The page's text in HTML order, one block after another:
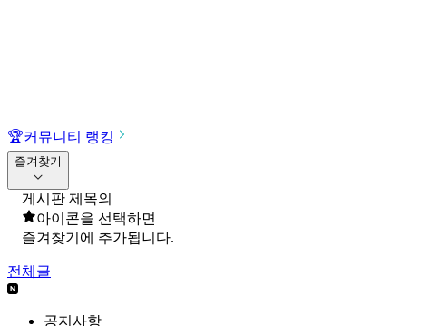
🏆커뮤니티 랭킹
즐겨찾기
게시판 제목의
아이콘을 선택하면
즐겨찾기에 추가됩니다.
전체글
공지사항